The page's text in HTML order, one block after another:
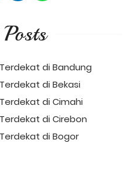
di Bandung
di Bekasi
di Cimahi
di Cirebon
di Bogor